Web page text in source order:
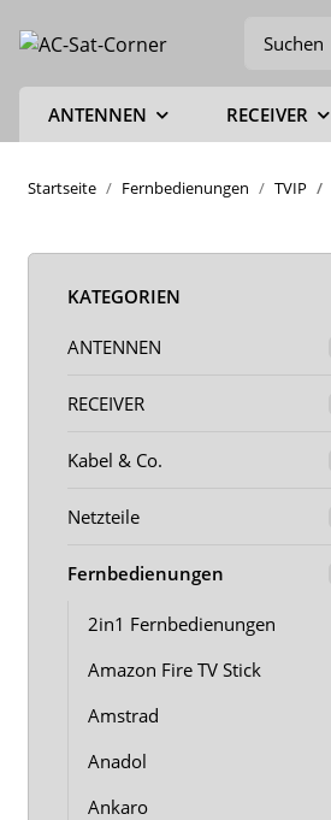
ANTENNEN RECEIVER
Startseite Fernbedienungen TVIP
KATEGORIEN
ANTENNEN
RECEIVER
Kabel & Co.
Netzteile
Fernbedienungen
2in1 Fernbedienungen
Amazon Fire TV Stick
Amstrad
Anadol
Ankaro